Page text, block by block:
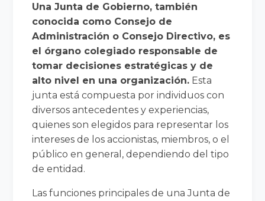
Una Junta de Gobierno, también
conocida como Consejo de
Administración o Consejo Directivo, es
el órgano colegiado responsable de
tomar decisiones estratégicas y de
alto nivel en una organización. Esta
junta está compuesta por individuos con
diversos antecedentes y experiencias,
quienes son elegidos para representar los
intereses de los accionistas, miembros, o el
público en general, dependiendo del tipo
de entidad.
Las funciones principales de una Junta de